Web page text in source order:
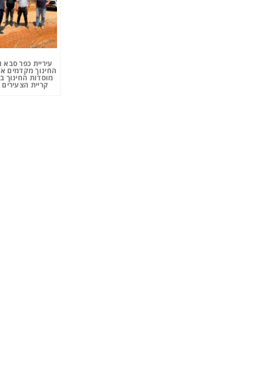
עיריית כפר
החינוך מקדמים
מוסדות החינוך
קריית